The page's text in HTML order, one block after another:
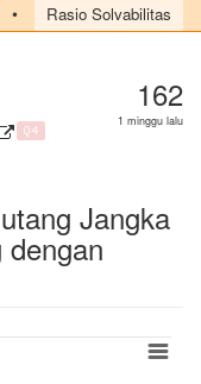
Rasio Solvabilitas
Q4
162
1 minggu lalu
Jangka
dengan